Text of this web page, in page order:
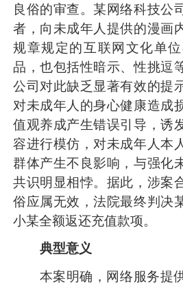
良俗的审查。某网络科技公
者，向未成年人提供的漫画
规章规定的互联网文化单
品，也包括性暗示、性挑逗
公司对此缺乏显著有效的提
对未成年人的身心健康造成
值观养成产生错误引导，诱
容进行模仿，对未成年人本
群体产生不良影响，与强化
共识明显相悖。据此，涉案
俗应属无效，法院最终判决
小某全额返还充值款项。
典型意义
本案明确，网络服务提